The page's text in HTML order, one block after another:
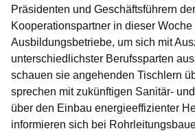
Präsidenten und Geschäftsführern der
Kooperationspartner in dieser
Ausbildungsbetriebe, um sich mit
unterschiedlichster Berufssparten
schauen sie angehenden Tischlern
sprechen mit zukünftigen Sanitär-
über den Einbau energieeffizienter
informieren sich bei